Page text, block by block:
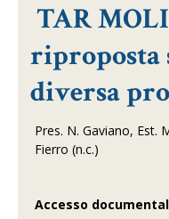
TAR
riproposta
diversa
Pres. N. Gaviano, Est.
Fierro (n.c.)
Accesso